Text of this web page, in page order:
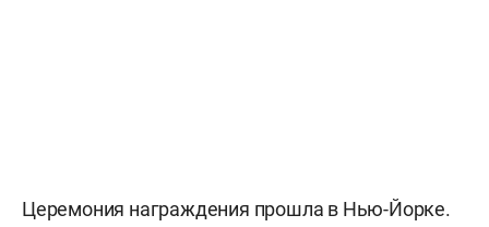
Церемония награждения прошла в Нью-Йорке.